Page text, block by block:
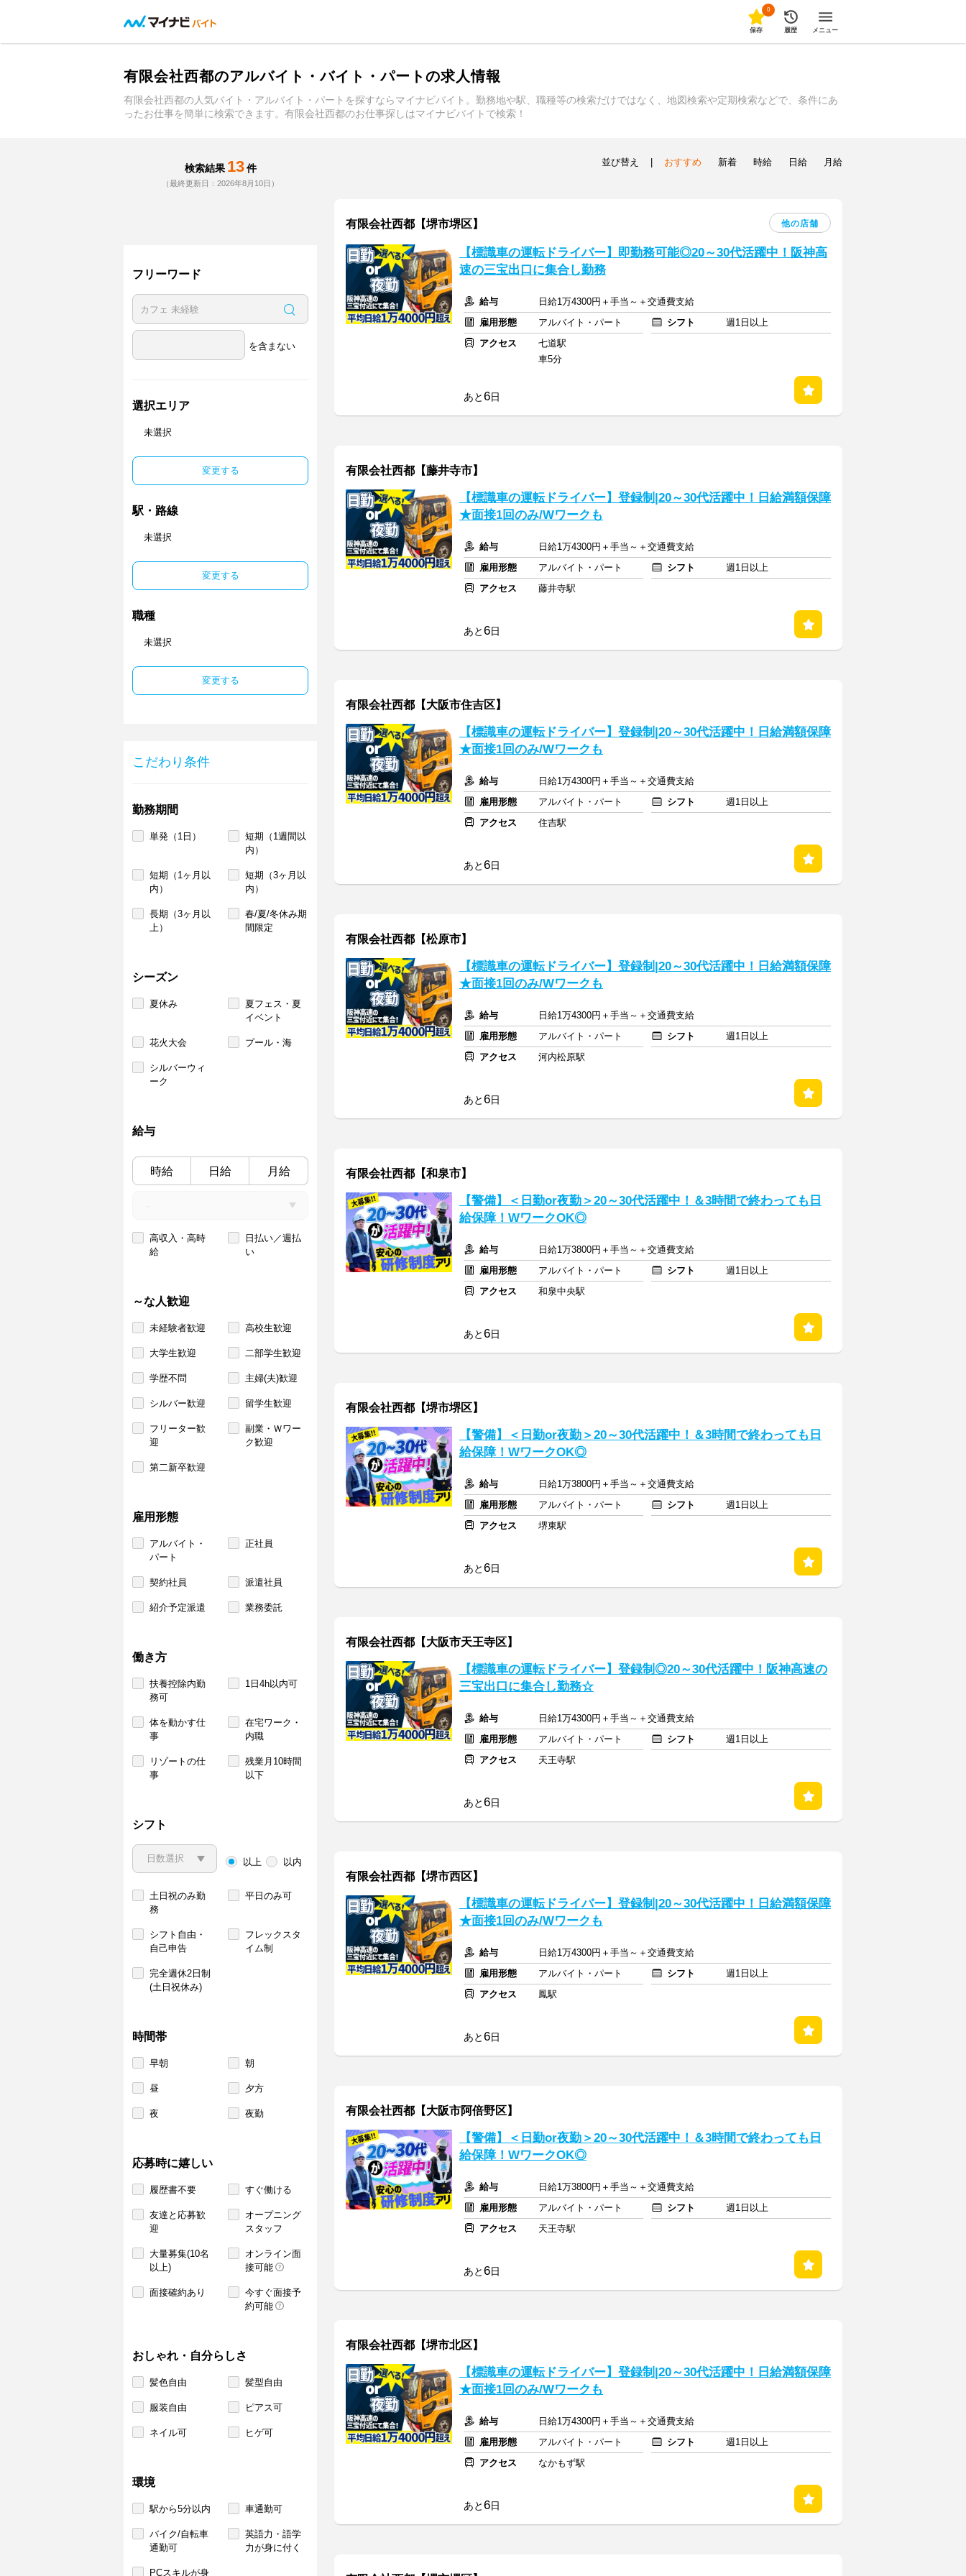
0
保存 履歴 メニュー
有限会社西都のアルバイト・バイト・パートの求人情報
有限会社西都の人気バイト・アルバイト・パートを探すならマイナビバイト。勤務地や駅、職種等の検索だけではなく、地図検索や定期検索などで、条件にあ
ったお仕事を簡単に検索できます。有限会社西都のお仕事探しはマイナビバイトで検索！
検索結果 13 件
（最終更新日：2026年8月10日）
フリーワード
を含まない
選択エリア
未選択
変更する
駅・路線
未選択
変更する
職種
未選択
変更する
こだわり条件
勤務期間
単発（1日）
短期（1週間以
内）
短期（1ヶ月以
内）
短期（3ヶ月以
内）
長期（3ヶ月以
上）
春/夏/冬休み期
間限定
シーズン
夏休み
夏フェス・夏
イベント
花火大会 プール・海
シルバーウィ
ーク
給与
時給 日給 月給
高収入・高時
給
日払い／週払
い
～な人歓迎
未経験者歓迎 高校生歓迎
大学生歓迎 二部学生歓迎
学歴不問 主婦(夫)歓迎
シルバー歓迎 留学生歓迎
フリーター歓
迎
副業・Ｗワー
ク歓迎
第二新卒歓迎
雇用形態
アルバイト・
パート
正社員
契約社員 派遣社員
紹介予定派遣 業務委託
働き方
扶養控除内勤
務可
1日4h以内可
体を動かす仕
事
在宅ワーク・
内職
リゾートの仕
事
残業月10時間
以下
シフト
以上 以内
土日祝のみ勤
務
平日のみ可
シフト自由・
自己申告
フレックスタ
イム制
完全週休2日制
(土日祝休み)
時間帯
早朝 朝
昼 夕方
夜 夜勤
応募時に嬉しい
履歴書不要 すぐ働ける
友達と応募歓
迎
オープニング
スタッフ
大量募集(10名
以上)
オンライン面
接可能
面接確約あり
今すぐ面接予
約可能
おしゃれ・自分らしさ
髪色自由 髪型自由
服装自由 ピアス可
ネイル可 ヒゲ可
環境
駅から5分以内 車通勤可
バイク/自転車
通勤可
英語力・語学
力が身に付く
PCスキルが身
並び替え おすすめ 新着 時給 日給 月給
有限会社西都【堺市堺区】 他の店舗
【標識車の運転ドライバー】即勤務可能◎20～30代活躍中！阪神高
速の三宝出口に集合し勤務
給与
日給1万4300円＋手当～＋交通費支給
雇用形態
アルバイト・パート シフト
週1日以上
アクセス
七道駅
車5分
あと6日
有限会社西都【藤井寺市】
【標識車の運転ドライバー】登録制|20～30代活躍中！日給満額保障
★面接1回のみ/Wワークも
給与
日給1万4300円＋手当～＋交通費支給
雇用形態
アルバイト・パート シフト
週1日以上
アクセス
藤井寺駅
あと6日
有限会社西都【大阪市住吉区】
【標識車の運転ドライバー】登録制|20～30代活躍中！日給満額保障
★面接1回のみ/Wワークも
給与
日給1万4300円＋手当～＋交通費支給
雇用形態
アルバイト・パート シフト
週1日以上
アクセス
住吉駅
あと6日
有限会社西都【松原市】
【標識車の運転ドライバー】登録制|20～30代活躍中！日給満額保障
★面接1回のみ/Wワークも
給与
日給1万4300円＋手当～＋交通費支給
雇用形態
アルバイト・パート シフト
週1日以上
アクセス
河内松原駅
あと6日
有限会社西都【和泉市】
【警備】＜日勤or夜勤＞20～30代活躍中！＆3時間で終わっても日
給保障！WワークOK◎
給与
日給1万3800円＋手当～＋交通費支給
雇用形態
アルバイト・パート シフト
週1日以上
アクセス
和泉中央駅
あと6日
有限会社西都【堺市堺区】
【警備】＜日勤or夜勤＞20～30代活躍中！＆3時間で終わっても日
給保障！WワークOK◎
給与
日給1万3800円＋手当～＋交通費支給
雇用形態
アルバイト・パート シフト
週1日以上
アクセス
堺東駅
あと6日
有限会社西都【大阪市天王寺区】
【標識車の運転ドライバー】登録制◎20～30代活躍中！阪神高速の
三宝出口に集合し勤務☆
給与
日給1万4300円＋手当～＋交通費支給
雇用形態
アルバイト・パート シフト
週1日以上
アクセス
天王寺駅
あと6日
有限会社西都【堺市西区】
【標識車の運転ドライバー】登録制|20～30代活躍中！日給満額保障
★面接1回のみ/Wワークも
給与
日給1万4300円＋手当～＋交通費支給
雇用形態
アルバイト・パート シフト
週1日以上
アクセス
鳳駅
あと6日
有限会社西都【大阪市阿倍野区】
【警備】＜日勤or夜勤＞20～30代活躍中！＆3時間で終わっても日
給保障！WワークOK◎
給与
日給1万3800円＋手当～＋交通費支給
雇用形態
アルバイト・パート シフト
週1日以上
アクセス
天王寺駅
あと6日
有限会社西都【堺市北区】
【標識車の運転ドライバー】登録制|20～30代活躍中！日給満額保障
★面接1回のみ/Wワークも
給与
日給1万4300円＋手当～＋交通費支給
雇用形態
アルバイト・パート シフト
週1日以上
アクセス
なかもず駅
あと6日